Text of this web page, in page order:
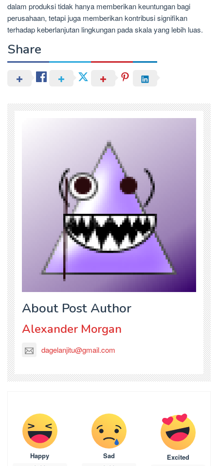
dalam produksi tidak hanya memberikan keuntungan bagi
perusahaan, tetapi juga memberikan kontribusi signifikan
terhadap keberlanjutan lingkungan pada skala yang lebih luas.
Share
About Post Author
Alexander Morgan
dagelanjitu@gmail.com
Happy Sad Excited